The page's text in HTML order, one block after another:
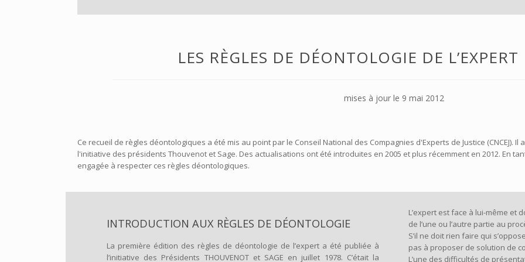
LES RÈGLES DE DÉONTOLOGIE DE L’EXPERT
mises à jour le 9 mai 2012
Ce recueil de règles déontologiques a été mis au point par le Conseil National des Compagnies d'Experts de Justice (CNCEJ).
l'initiative des présidents Thouvenot et Sage. Des actualisations ont été introduites en 2005 et plus récemment en 2012. En
engagée à respecter ces règles déontologiques.
INTRODUCTION AUX RÈGLES DE DÉONTOLOGIE
La première édition des règles de déontologie de l’expert a été publiée à
l’initiative des Présidents THOUVENOT et SAGE en juillet 1978. C’était la
L’expert est face à lui-même et
de l’une ou l’autre partie au
S’il ne doit rien faire qui
pas à proposer de solution de
L’une des difficultés de